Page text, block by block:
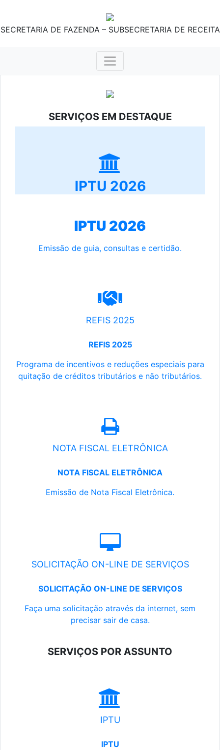
SECRETARIA DE FAZENDA – SUBSECRETARIA DE RECEITA
SERVIÇOS EM DESTAQUE
IPTU 2026
IPTU 2026
Emissão de guia, consultas e certidão.
REFIS 2025
REFIS 2025
Programa de incentivos e reduções especiais para
quitação de créditos tributários e não tributários.
NOTA FISCAL ELETRÔNICA
NOTA FISCAL ELETRÔNICA
Emissão de Nota Fiscal Eletrônica.
SOLICITAÇÃO ON-LINE DE SERVIÇOS
SOLICITAÇÃO ON-LINE DE SERVIÇOS
Faça uma solicitação através da internet, sem
precisar sair de casa.
SERVIÇOS POR ASSUNTO
IPTU
IPTU